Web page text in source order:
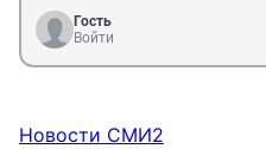
Гость
Войти
Новости СМИ2